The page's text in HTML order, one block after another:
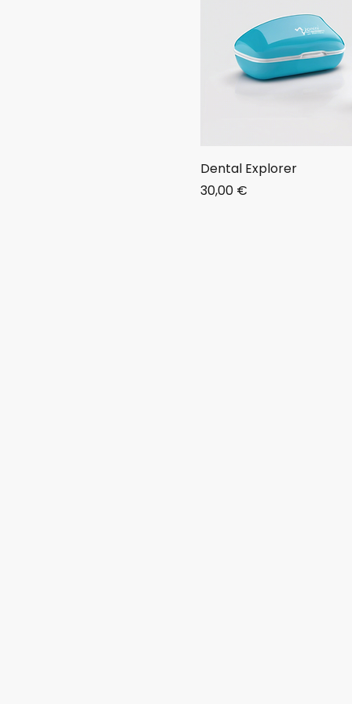
Dental Explorer
Price
30,00 €